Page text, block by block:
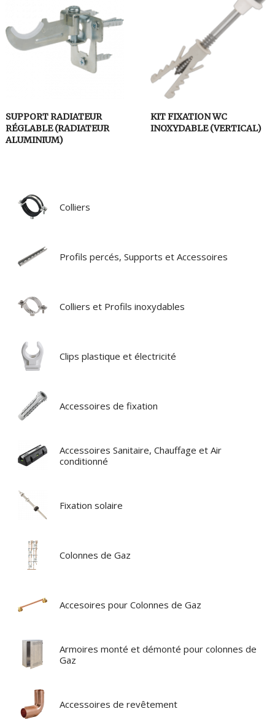
SUPPORT RADIATEUR
RÉGLABLE (RADIATEUR
ALUMINIUM)
KIT FIXATION WC
INOXYDABLE (VERTICAL)
Colliers
Profils percés, Supports et Accessoires
Colliers et Profils inoxydables
Clips plastique et électricité
Accessoires de fixation
Accessoires Sanitaire, Chauffage et Air
conditionné
Fixation solaire
Colonnes de Gaz
Accesoires pour Colonnes de Gaz
Armoires monté et démonté pour colonnes de
Gaz
Accessoires de revêtement